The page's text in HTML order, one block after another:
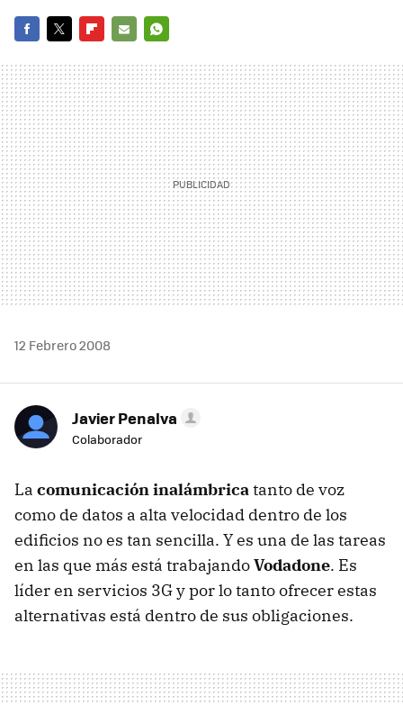
MAIL
12 Febrero 2008
Javier Penalva
Colaborador
La comunicación inalámbricatanto de voz
como de datos a alta velocidad dentro de los
edificios no es tan sencilla. Y es una de las tareas
en las que más está trabajandoVodadone. Es
líder en servicios 3G y por lo tanto ofrecer estas
alternativas está dentro de sus obligaciones.